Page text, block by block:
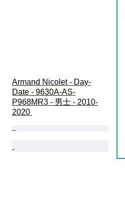
Armand Nicolet - Day-
Date - 9630A-AS-
P968MR3 - 男士 - 2010-
2020